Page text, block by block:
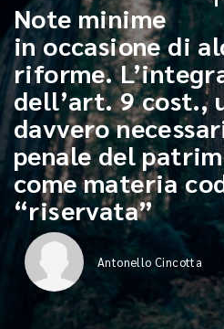
Note minime
in occasione di
riforme.
dell’art. 9 cost.,
davvero
penale del
come materia
“riservata”
Antonello Cincotta